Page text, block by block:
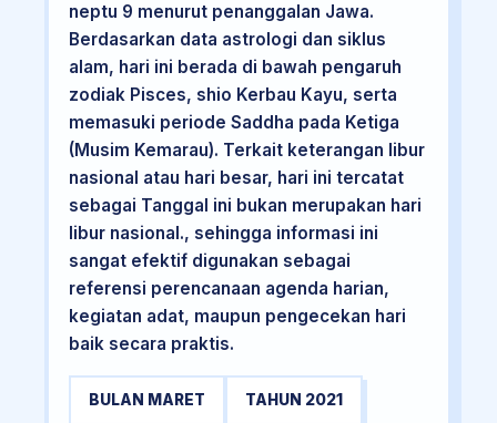
neptu 9 menurut penanggalan Jawa.
Berdasarkan data astrologi dan siklus
alam, hari ini berada di bawah pengaruh
zodiak Pisces, shio Kerbau Kayu, serta
memasuki periode Saddha pada Ketiga
(Musim Kemarau). Terkait keterangan libur
nasional atau hari besar, hari ini tercatat
sebagai Tanggal ini bukan merupakan hari
libur nasional., sehingga informasi ini
sangat efektif digunakan sebagai
referensi perencanaan agenda harian,
kegiatan adat, maupun pengecekan hari
baik secara praktis.
BULAN MARET TAHUN 2021